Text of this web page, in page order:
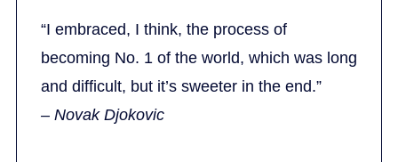
“I embraced, I think, the process of
becoming No. 1 of the world, which was long
and difficult, but it’s sweeter in the end.”
– Novak Djokovic